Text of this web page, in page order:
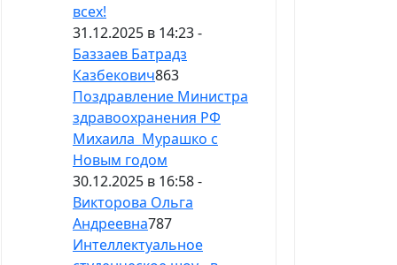
всех!
31.12.2025 в 14:23 -
Баззаев Батрадз
Казбекович863
Поздравление Министра
здравоохранения РФ
Михаила Мурашко с
Новым годом
30.12.2025 в 16:58 -
Викторова Ольга
Андреевна787
Интеллектуальное